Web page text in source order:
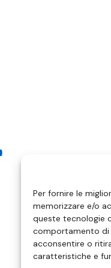
Per fornire le
memorizzare e/o
queste tecnologie
comportamento di
acconsentire o
caratteristiche e